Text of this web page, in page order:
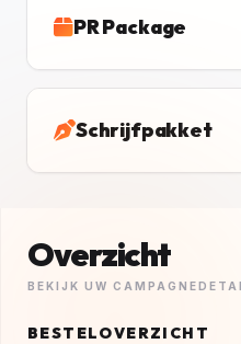
PR Package
Schrijfpakket
Overzicht
BEKIJK UW
BESTELOVERZICHT